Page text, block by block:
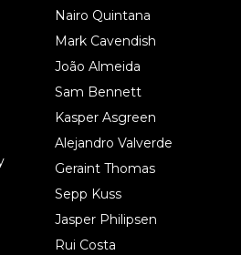
Nairo Quintana
Mark Cavendish
João Almeida
Sam Bennett
Kasper Asgreen
Alejandro Valverde
Geraint Thomas
Sepp Kuss
Jasper Philipsen
Rui Costa